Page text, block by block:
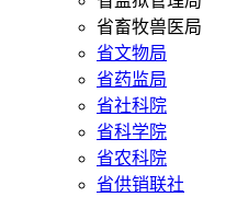
省畜牧兽医局
省文物局
省药监局
省社科院
省科学院
省农科院
省供销联社